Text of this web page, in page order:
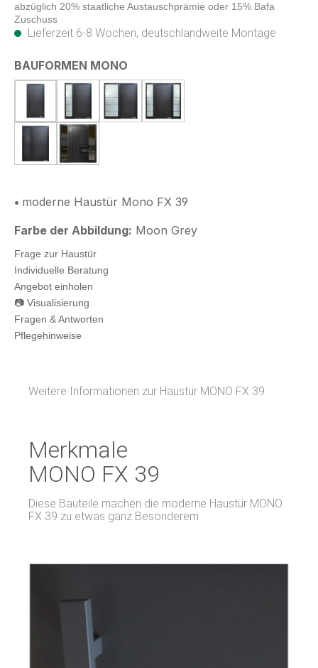
abzüglich 20% staatliche Austauschprämie oder 15% Bafa
Zuschuss
Lieferzeit 6-8 Wochen, deutschlandweite Montage
BAUFORMEN MONO
1 moderne Haustür aus Holz MONO
2 moderne Haustür aus Holz MONO mit
3 moderne Haustür aus Holz
4 moderne Haustür aus
moderne Haustür aus Holz MONO fester
moderne Haustür aus Holz MONO
• moderne Haustür Mono FX 39
Farbe der Abbildung: Moon Grey
Frage zur Haustür
Individuelle Beratung
Angebot einholen
📷 Visualisierung
Fragen & Antworten
Pflegehinweise
Weitere Informationen zur Haustür MONO FX 39
Merkmale
MONO FX 39
Diese Bauteile machen die moderne Haustür MONO
FX 39 zu etwas ganz Besonderem